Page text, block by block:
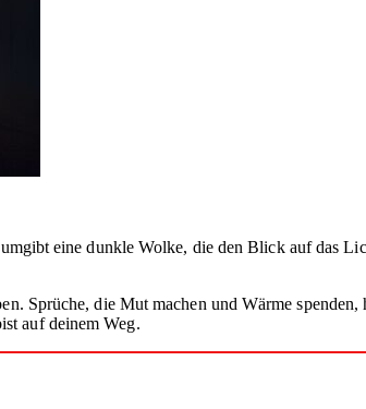
eine dunkle Wolke, die den Blick auf das
die Mut machen und Wärme spenden,
auf deinem Weg.